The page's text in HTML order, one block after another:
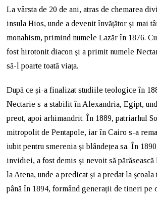
La vârsta de 20 de ani, atras de chemarea
insula Hios, unde a devenit învățător și mai
monahism, primind numele Lazăr în 1876.
fost hirotonit diacon și a primit numele
să-l poarte toată viața.
După ce și-a finalizat studiile teologice în
Nectarie s-a stabilit în Alexandria, Egipt,
preot, apoi arhimandrit. În 1889, patriarhul
mitropolit de Pentapole, iar în Cairo s-a
iubit pentru smerenia și blândețea sa. În
invidiei, a fost demis și nevoit să părăsească
la Atena, unde a predicat și a predat la
până în 1894, formând generații de tineri pe